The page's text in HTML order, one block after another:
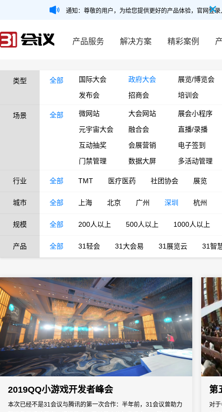
通知：尊敬的用户，为给您提供更好的产品体验，官网登
产品服务 解决方案 精彩案例
类型 全部 国际大会 政府大会
展览/博览会
发布会
招商会 培训会
场景 全部 微网站 大会网站
展会小程序
元宇宙大会
融合会
直播/录播
互动抽奖
会展营销
电子签到
门禁管理
数据大屏 多活动管理
行业 全部 TMT 医疗医药 社团协会 展览
城市 全部 上海 北京 广州 深圳 杭州
规模 全部 200人以上 500人以上 1000人以上
产品 全部 31轻会 31大会易 31展览云 31智
2019QQ小游戏开发者峰会
本次已经不是31会议与腾讯的第一次合作：半年前，31会议曾助力
第
对